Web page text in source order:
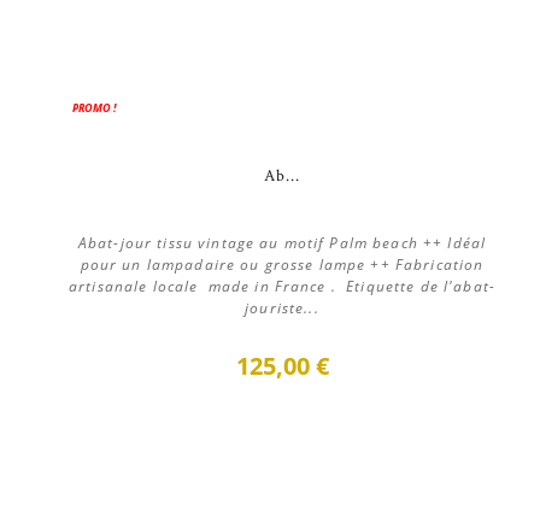
PROMO !
Ab...
Abat-jour tissu vintage au motif Palm beach ++ Idéal
pour un lampadaire ou grosse lampe ++ Fabrication
artisanale locale made in France . Etiquette de l'abat-
jouriste...
125,00 €